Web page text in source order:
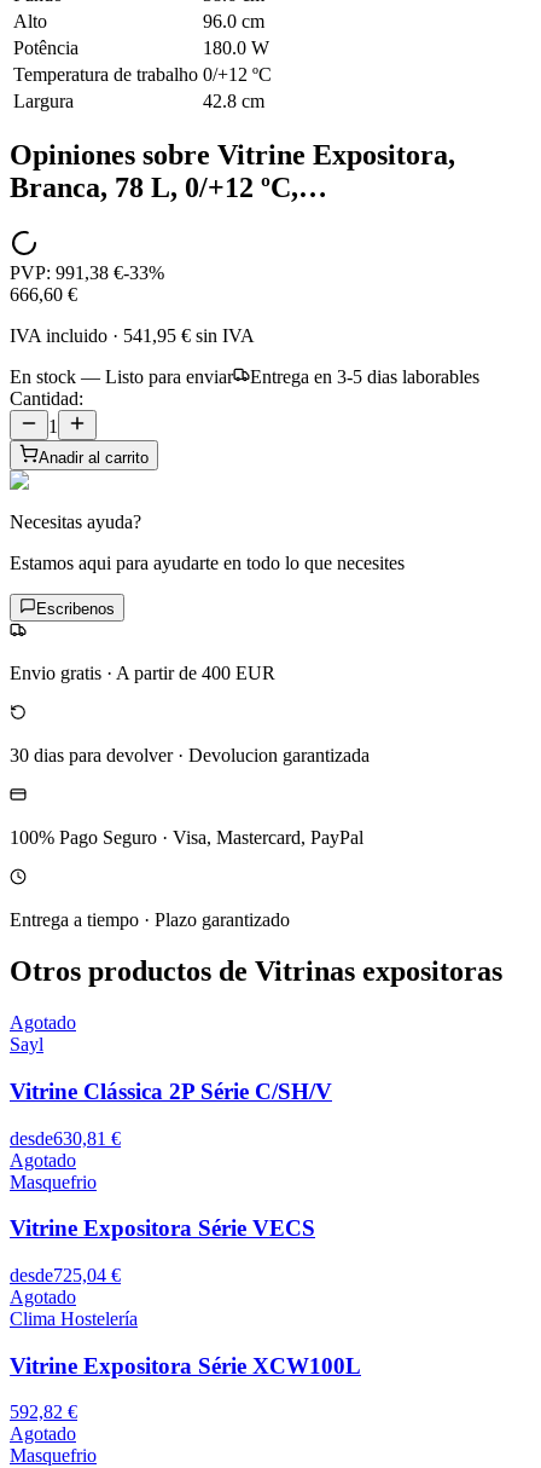
Alto
96.0 cm
Potência
180.0 W
Temperatura de trabalho 0/+12 ºC
Largura
42.8 cm
Opiniones sobre Vitrine Expositora,
Branca, 78 L, 0/+12 ºC,…
PVP: 991,38 €-33%
666,60 €
IVA incluido · 541,95 € sin IVA
En stock — Listo para enviar
Entrega en 3-5 dias laborables
Cantidad:
1
Anadir al carrito
Necesitas ayuda?
Estamos aqui para ayudarte en todo lo que necesites
Escribenos
Envio gratis · A partir de 400 EUR
30 dias para devolver· Devolucion garantizada
100% Pago Seguro · Visa, Mastercard, PayPal
Entrega a tiempo · Plazo garantizado
Otros productos de Vitrinas expositoras
Agotado
Sayl
Vitrine Clássica 2P Série C/SH/V
desde630,81 €
Agotado
Masquefrio
Vitrine Expositora Série VECS
desde725,04 €
Agotado
Clima Hostelería
Vitrine Expositora Série XCW100L
592,82 €
Agotado
Masquefrio